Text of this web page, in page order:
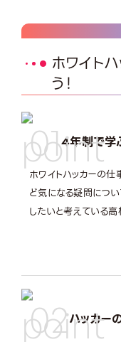
ホワイト
う！
014年制で学
ホワイトハッカーの
ど気になる疑問につい
したいと考えている高
02ハッカー